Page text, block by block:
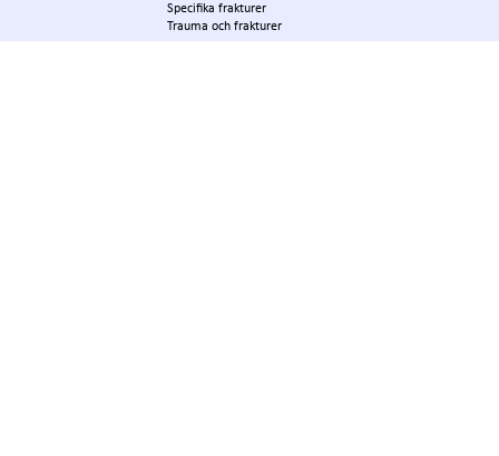
Specifika frakturer
Trauma och frakturer